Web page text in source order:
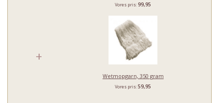
Vores pris:99,95
+
Wetmopgarn, 350 gram
Vores pris:59,95